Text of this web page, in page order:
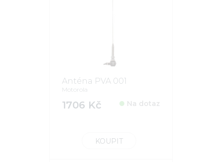
Anténa PVA 001
Motorola
1706 Kč Na dotaz
KOUPIT